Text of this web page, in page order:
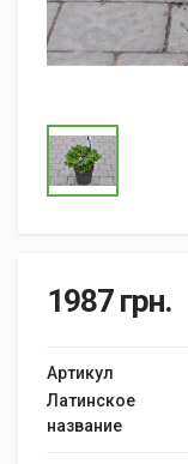
1987 грн.
Артикул
Латинское
название